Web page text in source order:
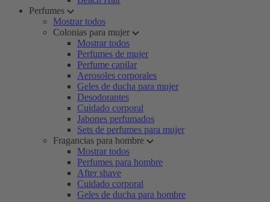
Perfumes
Mostrar todos
Colonias para mujer
Mostrar todos
Perfumes de mujer
Perfume capilar
Aerosoles corporales
Geles de ducha para mujer
Desodorantes
Cuidado corporal
Jabones perfumados
Sets de perfumes para mujer
Fragancias para hombre
Mostrar todos
Perfumes para hombre
After shave
Cuidado corporal
Geles de ducha para hombre